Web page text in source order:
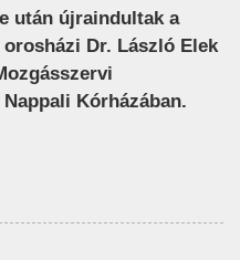
után újraindultak a
Dr. László Elek
Kórházában.